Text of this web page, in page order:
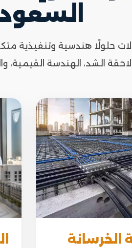
حلولًا هندسية وتنفيذية
لاحقة الشد، الهندسة القيمية،
الخرسانة